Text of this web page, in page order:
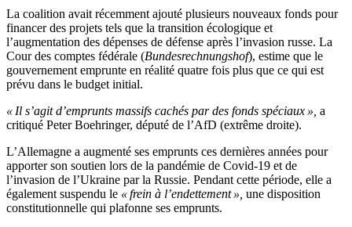
La coalition avait récemment ajouté plusieurs nouveaux fonds pour
financer des projets tels que la transition écologique et
l’augmentation des dépenses de défense après l’invasion russe. La
Cour des comptes fédérale (Bundesrechnungshof), estime que le
gouvernement emprunte en réalité quatre fois plus que ce qui est
prévu dans le budget initial.
« Il s’agit d’emprunts massifs cachés par des fonds spéciaux », a
critiqué Peter Boehringer, député de l’AfD (extrême droite).
L’Allemagne a augmenté ses emprunts ces dernières années pour
apporter son soutien lors de la pandémie de Covid-19 et de
l’invasion de l’Ukraine par la Russie. Pendant cette période, elle a
également suspendu le « frein à l’endettement », une disposition
constitutionnelle qui plafonne ses emprunts.